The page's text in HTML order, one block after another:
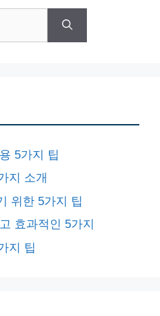
5가지 팁
지 소개
위한 5가지 팁
효과적인 5가지
지 팁